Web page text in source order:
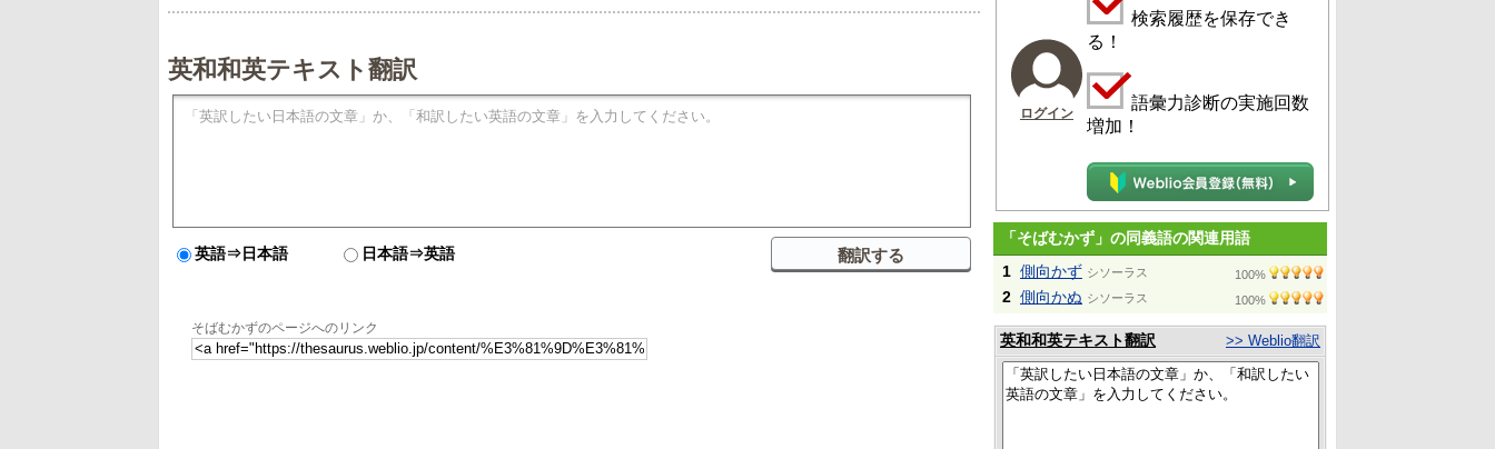
英和和英テキスト翻訳
英語⇒日本語 日本語⇒英語
そばむかずのページへのリンク
ログイン
検索履歴を保存でき
る！
語彙力診断の実施回数
増加！
「そばむかず」の同義語の関連用語
1 側向かず シソーラス 100%
2 側向かぬ シソーラス 100%
英和和英テキスト翻訳 >> Weblio翻訳